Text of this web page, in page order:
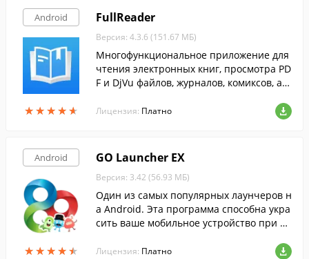
Android
★★★★★
★★★★★
FullReader
Версия: 4.3.6 (151.67 МБ)
Многофункциональное приложение для
чтения электронных книг, просмотра PD
F и DjVu файлов, журналов, комиксов, а т
ы с документами.
Лицензия: Платно
Android
★★★★★
★★★★★
GO Launcher EX
Версия: 3.42 (56.93 МБ)
Один из самых популярных лаунчеров н
а Android. Эта программа способна укра
сить ваше мобильное устройство при по
же обладает поддержкой встроенного уд
Лицензия: Платно